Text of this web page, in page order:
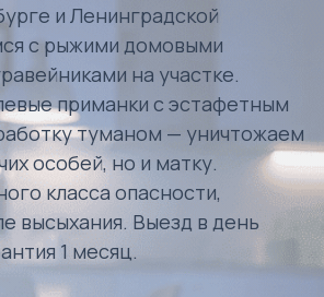
и Ленинградской
с рыжими домовыми
на участке.
приманки с эстафетным
туманом — уничтожаем
особей, но и матку.
класса опасности,
высыхания. Выезд в день
1 месяц.